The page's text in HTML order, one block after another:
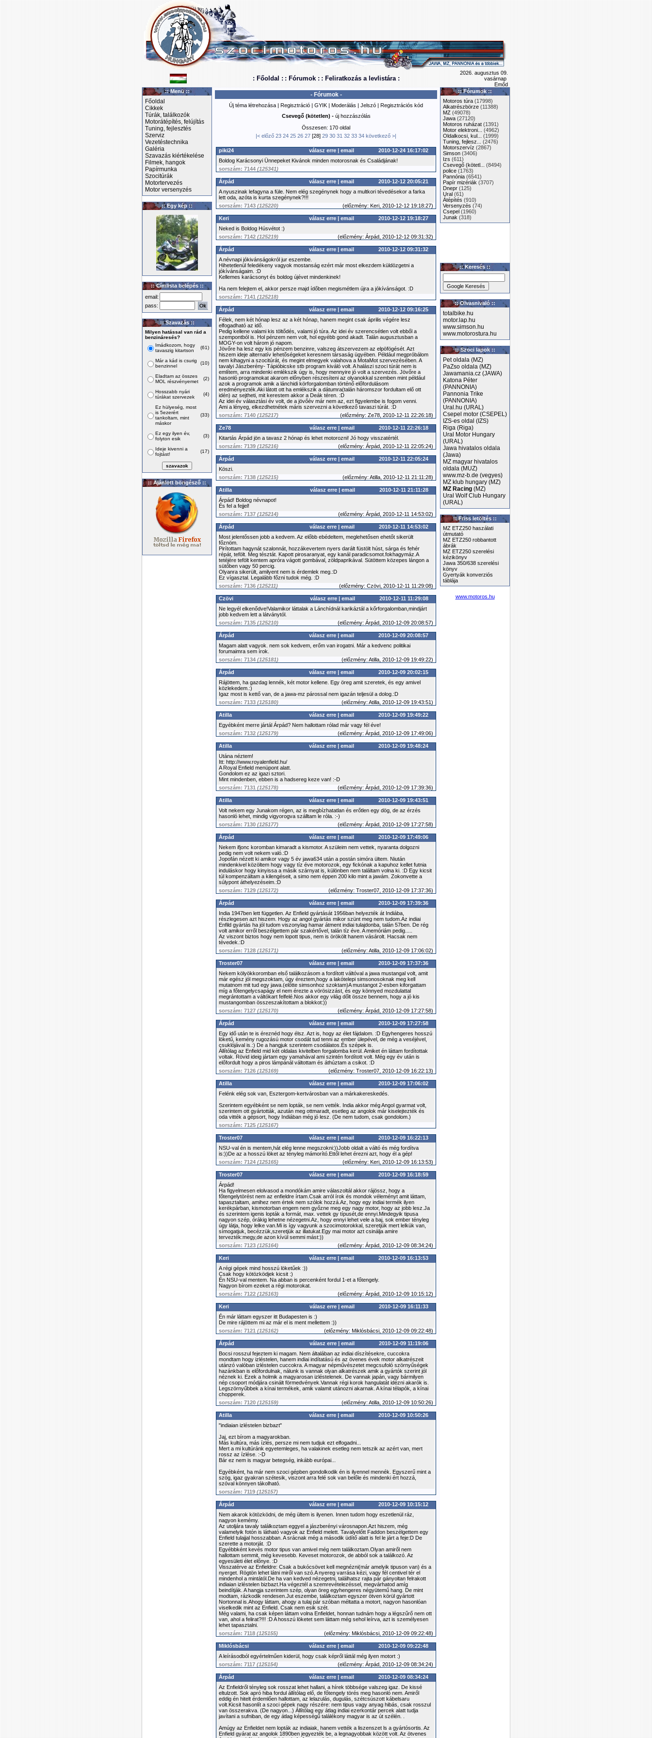
: Főoldal : : Fórumok : : Feliratkozás a levlistára :
2026. augusztus 09.
vasárnap
Emőd
:: Menü ::
Főoldal
Cikkek
Túrák, találkozók
Motorátépítés, felújítás
Tuning, fejlesztés
Szerviz
Vezetéstechnika
Galéria
Szavazás kiértékelése
Filmek, hangok
Papírmunka
Szocitúrák
Motortervezés
Motor versenyzés
:: Egy kép ::
:: Címlista belépés ::
email:
pass:
:: Szavazás ::
Milyen hatással van rád a
benzináresés?
Imádkozom, hogy
tavaszig kitartson
(61)
Már a kád is csurig
benzinnel
(10)
Eladtam az összes
MOL részvényemet
(2)
Hosszabb nyári
túrákat szervezek
(4)
Ez hülyeség, most
is 5ezerért
tankoltam, mint
máskor
(33)
Ez egy ilyen év,
folyton esik
(3)
Ideje kivenni a
fojtást!
(17)
:: Ajánlott böngésző ::
- Fórumok -
Új téma létrehozása | Regisztráció | GYIK | Moderálás | Jelszó | Regisztrációs kód
Csevegő (kötetlen) - új hozzászólás
Összesen: 170 oldal
|< előző 23 24 25 26 27 [28] 29 30 31 32 33 34 következő >|
piki24 válasz erre | email
2010-12-24 16:17:02
Boldog Karácsonyi Ünnepeket Kivánok minden motorosnak és Családjának!
sorszám: 7144 (125341)
Árpád válasz erre | email
2010-12-12 20:05:21
A nyuszinak lefagyna a füle. Nem elég szegénynek hogy a multkori tévedésekor a farka
lett oda, azóta is kurta szegénynek?!!!
sorszám: 7143 (125220) (előzmény: Keri, 2010-12-12 19:18:27)
Keri válasz erre | email
2010-12-12 19:18:27
Neked is Boldog Húsvétot :)
sorszám: 7142 (125219) (előzmény: Árpád, 2010-12-12 09:31:32)
Árpád válasz erre | email
2010-12-12 09:31:32
A névnapi jókivánságokról jur eszembe.
Hihetetlenül feledékeny vagyok mostanság ezért már most elkezdem küldözgetni a
jókívánságaim. :D
Kellemes karácsonyt és boldog újévet mindenkinek!
Ha nem felejtem el, akkor persze majd ídőben megismétlem újra a jókívánságot. :D
sorszám: 7141 (125218)
Árpád válasz erre | email
2010-12-12 09:16:25
Félek, nem két hónap lesz az a két hónap, hanem megint csak április végére lesz
elfogadható az idő.
Pedig kellene valami kis töltődés, valami jó túra. Az idei év szerencsétlen volt ebből a
szempontból is. Hol pénzem nem volt, hol egyébb gond akadt. Talán augusztusban a
MOGY-on volt három jó napom.
Jövőre ha lesz egy kis pénzem benzinre, valszeg átszervezem az elpöfögését. Azt
hiszem ideje alternatív lehetőségeket keresnem társaság ügyében. Például megpróbálom
nem kihagyni a szocitúrát, és megint elmegyek valahova a MotaMot szervezésében. A
tavalyi Jászberény- Tápióbicske stb program kiváló volt. A halászi szoci túrát nem is
említem, arra mindenki emlékszik úgy is, hogy mennyire jó volt a szervezés. Jövőre a
hasonló programokat akarom előnyben részesíteni az olyanokkal szemben mint például
azok a programok amik a lánchidi körforgalomban történő előfordulásom
eredményezték.Aki látott ott ha emlékszik a dátumra(talán háromszor fordultam elő ott
idén) az sejtheti, mit kerestem akkor a Deák téren. :D
Az idei év választási év volt, de a jövőév már nem az, ezt figyelembe is fogom venni.
Ami a lényeg, elkezdhetnétek máris szervezni a következő tavaszi túrát. :D
sorszám: 7140 (125217) (előzmény: Ze78, 2010-12-11 22:26:18)
Ze78 válasz erre | email
2010-12-11 22:26:18
Kitartás Árpád jön a tavasz 2 hónap és lehet motorozni! Jó hogy visszatértél.
sorszám: 7139 (125216) (előzmény: Árpád, 2010-12-11 22:05:24)
Árpád válasz erre | email
2010-12-11 22:05:24
Köszi.
sorszám: 7138 (125215) (előzmény: Atilla, 2010-12-11 21:11:28)
Atilla válasz erre | email
2010-12-11 21:11:28
Árpád! Boldog névnapot!
És fel a fejjel!
sorszám: 7137 (125214) (előzmény: Árpád, 2010-12-11 14:53:02)
Árpád válasz erre | email
2010-12-11 14:53:02
Most jelentőssen jobb a kedvem. Az előbb ebédeltem, meglehetősen ehetőt sikerült
főznöm.
Pirítottam hagynát szalonnát, hozzákevertem nyers darált füstölt húst, sárga és fehér
répát, tefölt. Meg tésztát. Kapott pirosaranyat, egy kanál paradicsomot.fokhagymáz.A
tetéjére tefölt kentem apróra vágott gombával, zöldpaprikával. Sütöttem közepes lángon a
sütőben vagy 50 percig.
Olyanra sikerült, amilyent nem is érdemlek meg.:D
Ez vígasztal. Legalább főzni tudok még. :D
sorszám: 7136 (125211) (előzmény: Czövi, 2010-12-11 11:29:08)
Czövi válasz erre | email
2010-12-11 11:29:08
Ne legyél elkenődve!Valamikor láttalak a Lánchídnál karikáztál a kőrforgalomban,mindjárt
jobb kedvem lett a látványtól.
sorszám: 7135 (125210) (előzmény: Árpád, 2010-12-09 20:08:57)
Árpád válasz erre | email
2010-12-09 20:08:57
Magam alatt vagyok. nem sok kedvem, erőm van irogatni. Már a kedvenc politikai
forumaimra sem írok.
sorszám: 7134 (125181) (előzmény: Atilla, 2010-12-09 19:49:22)
Árpád válasz erre | email
2010-12-09 20:02:15
Rájöttem, ha gazdag lennék, két motor kellene. Egy öreg amit szeretek, és egy amivel
közlekedem.:)
Igaz most is kettő van, de a jawa-mz párossal nem igazán teljesül a dolog.:D
sorszám: 7133 (125180) (előzmény: Atilla, 2010-12-09 19:43:51)
Atilla válasz erre | email
2010-12-09 19:49:22
Egyébként merre jártál Árpád? Nem hallottam rólad már vagy fél éve!
sorszám: 7132 (125179) (előzmény: Árpád, 2010-12-09 17:49:06)
Atilla válasz erre | email
2010-12-09 19:48:24
Utána néztem!
Itt: http://www.royalenfield.hu/
A Royal Enfield menüpont alatt.
Gondolom ez az igazi sztori.
Mint mindenben, ebben is a hadsereg keze van! :-D
sorszám: 7131 (125178) (előzmény: Árpád, 2010-12-09 17:39:36)
Atilla válasz erre | email
2010-12-09 19:43:51
Volt nekem egy Junakom régen, az is megbízhatatlan és erőtlen egy dög, de az érzés
hasonló lehet, mindig vigyorogva szálltam le róla. :-)
sorszám: 7130 (125177) (előzmény: Árpád, 2010-12-09 17:27:58)
Árpád válasz erre | email
2010-12-09 17:49:06
Nekem ifjonc koromban kimaradt a kismotor. A szüleim nem vettek, nyaranta dolgozni
pedig nem volt nekem való.:D
Jopofán nézett ki amikor vagy 5 év jawa634 után a postán simóra ültem. Niután
mindenkivel közöltem hogy vagy tíz éve motorozok, egy fickónak a kapuhoz kellet futnia
induláskor hogy kinyissa a másik szárnyat is, különben nem találtam volna ki. :D Egy kicsit
túl kompenzáltam a kilengéseit, a simo nem éppen 200 kilo mint a jawám. Zokonvette a
súlypont áthelyezéseim.:D
sorszám: 7129 (125172) (előzmény: Troster07, 2010-12-09 17:37:36)
Árpád válasz erre | email
2010-12-09 17:39:36
India 1947ben lett független. Az Enfield gyártását 1956ban helyezték át Indiába,
részlegesen azt hiszem. Hogy az angol gyártás mikor szünt meg nem tudom.Az indiai
Enfild gyártás ha jól tudom viszonylag hamar átment indiai tulajdonba, talán 57ben. De rég
volt amikor erről beszélgettem pár szakértővel, talán tíz éve. A memóriám pedig.....
Az viszont biztos hogy nem lopott tipus, nem is örökölt hanem vásárolt. Hacsak nem
tévedek.:D
sorszám: 7128 (125171) (előzmény: Atilla, 2010-12-09 17:06:02)
Troster07 válasz erre | email
2010-12-09 17:37:36
Nekem kölyökkoromban első találkozásom a fordított váltóval a jawa mustangal volt, amit
már egész jól megszoktam, úgy éreztem,hogy a lakótelepi simsonosoknak meg kell
mutatnom mit tud egy jawa.(előtte simsonhoz szoktam)A mustangot 2-esben kiforgattam
míg a főtengelycsapágy el nem érezte a vörösizzást, és egy könnyed mozdulattal
megrántottam a váltókart felfelé.Nos akkor egy világ dőlt össze bennem, hogy a jó kis
mustangomban összeszakítottam a blokkot:))
sorszám: 7127 (125170) (előzmény: Árpád, 2010-12-09 17:27:58)
Árpád válasz erre | email
2010-12-09 17:27:58
Egy idő után te is éreznéd hogy élsz. Azt is, hogy az élet fájdalom. :D Egyhengeres hosszú
löketű, kemény rugozású motor csodát tud tenni az ember ülepével, de még a veséjével,
csuklójával is.:) De a hangjuk szerintem csodálatos.És szépek is.
Állítólag az Enfield mid két oldalas kivitelben forgalomba kerül. Amiket én láttam fordítottak
voltak. Rövid ideig jártam egy yamahával ami szintén fordított volt. Még egy év után is
előfordult hogy a piros lámpánál váltottam és áthúztam a csikot. :D
sorszám: 7126 (125169) (előzmény: Troster07, 2010-12-09 16:22:13)
Atilla válasz erre | email
2010-12-09 17:06:02
Felénk elég sok van, Esztergom-kertvárosban van a márkakereskedés.
Szerintem egyébként se nem lopták, se nem vették. India akkor még Angol gyarmat volt,
szerintem ott gyártották, azután meg ottmaradt, esetleg az angolok már kiselejtezték és
oda vitték a gépsort, hogy Indiában még jó lesz. (De nem tudom, csak gondolom.)
sorszám: 7125 (125167)
Troster07 válasz erre | email
2010-12-09 16:22:13
NSU-val én is mentem,hát elég lenne megszokni:))Jobb oldalt a váltó és még fordítva
is:))De az a hosszú löket az tényleg mámorító.Ettől lehet érezni azt, hogy él a gép!
sorszám: 7124 (125165) (előzmény: Keri, 2010-12-09 16:13:53)
Troster07 válasz erre | email
2010-12-09 16:18:59
Árpád!
Ha figyelmesen elolvasod a mondókám amire válaszoltál akkor rájössz, hogy a
főtengelytörést nem az enfieldre írtam.Csak arról írok és mondok véleményt amit láttam,
tapasztaltam, amihez nem értek nem szólok hozzá.Az, hogy egy indiai termék ilyen
kerékpárban, kismotorban engem nem győzne meg egy nagy motor, hogy az jobb lesz.Ja
és szerintem igenis lopták a formát, max. vettek gy típusét,de ennyi.Mindegyik tipusa
nagyon szép, órákig lehetne nézegetni.Az, hogy ennyi lehet vele a baj, sok ember tényleg
úgy látja, hogy lelke van.Mi is így vagyunk a szocimotorokkal, szeretjük mert lelkük van,
símogatjuk, becézzük,szeretjük az illatukat.Egy mai motor azt csinálja amire
tervezték:megy,de azon kívül semmi mást:))
sorszám: 7123 (125164) (előzmény: Árpád, 2010-12-09 08:34:24)
Keri válasz erre | email
2010-12-09 16:13:53
A régi gépek mind hosszú löketűek :))
Csak hogy kötözködjek kicsit :)
Én NSU-val mentem. Na abban is percenként fordul 1-et a főtengely.
Nagyon bírom ezeket a régi motorokat.
sorszám: 7122 (125163) (előzmény: Árpád, 2010-12-09 10:15:12)
Keri válasz erre | email
2010-12-09 16:11:33
Én már láttam egyszer itt Budapesten is :)
De mire rájöttem mi az már el is ment mellettem :))
sorszám: 7121 (125162) (előzmény: Miklósbácsi, 2010-12-09 09:22:48)
Árpád válasz erre | email
2010-12-09 11:19:06
Bocsi rosszul fejeztem ki magam. Nem általában az indiai díszítésekre, cuccokra
mondtam hogy izléstelen, hanem indiai indítatású és az övenes évek motor alkatrészeit
utánzó valóban izléstelen cuccokra. A magyar népművészetet megcsufoló szörnyűségek
hazánkban is előfordulnak, nálunk is vannak olyan alkatrészek amik a gyártók szerint jól
néznek ki. Ezek a holmik a magyarosan izléstelenek. De vannak japán, vagy bármilyen
nép csoport módjára csinált förmedvények.Vannak régi korok hangulatát idézni akarók is.
Legszörnyűbbek a kínai termékek, amik valamit utánozni akarnak. A kínai télapók, a kínai
chopperek.
sorszám: 7120 (125159) (előzmény: Atilla, 2010-12-09 10:50:26)
Atilla válasz erre | email
2010-12-09 10:50:26
"indiaian izléstelen bizbazt"
Jaj, ezt bírom a magyarokban.
Más kultúra, más ízlés, persze mi nem tudjuk ezt elfogadni...
Mert a mi kultúránk egyetemleges, ha valakinek esetleg nem tetszik az azért van, mert
rossz az ízlése. :-D
Bár ez nem is magyar betegség, inkább európai...
Egyébként, ha már nem szoci gépben gondolkodik én is ilyennel mennék. Egyszerű mint a
szög, igaz gyakran szétesik, viszont arra felé sok van belőle és mindenki ért hozzá,
szóval könnyen tákolható.
sorszám: 7119 (125157)
Árpád válasz erre | email
2010-12-09 10:15:12
Nem akarok kötözködni, de még ültem is ilyenen. Innen tudom hogy eszetlenül ráz,
nagyon kemémy.
Az utoljára tavaly találkoztam eggyel a jászberényi városnapon.Azt hiszem, még
valamelyik fotón is látható vagyok az Enfield melett. Tavalyelőtt Faddon beszélgettem egy
Enfield tulajjal hosszabban. A srácnak még a második üdítő alatt is fel le járt a feje:D De
szerette a motorját. :D
Egyébbként kevés motor tipus van amivel még nem találkoztam.Olyan amiről nem
hallottam semmit, még kevesebb. Keveset motorozok, de abból sok a találkozó. Az
egyesületi élet előnye. :D
Visszatérve az Enfieldre: Csak a bukócsövet kell megnézni(már amelyik tipuson van) és a
nyerget. Rögtön lehet látni miről van szó.A nyereg varrása kézi, vagy fél centivel tér el
mindenhol a mintától.De ha van kedved nézegetni, találhatsz rajta pár gányoltan felrakott
indiaian izléstelen bizbazt.Ha végeztél a szemrevételezéssel, megvárhatod amíg
beindítják. A hangja szerintem szép, olyan öreg egyhengeres négyütemű hang. De mint
modtam, rázkodik rendesen.Jut eszembe, találkoztam egyszer ötven körül gyártott
Nortonnal is.Ahogy láttam, ahogy a tulaj pár szóban méltatta a motort, nagyon hasonlóan
viselkedik mint az Enfield. Csak nem esik szét.
Még valami, ha csak képen láttam volna Enfieldet, honnan tudnám hogy a légszűrő nem ott
van, ahol a felirat?!!! :D A hosszú löketet sem láttam még sehol leírva, azt is személyesen
lehet tapasztalni.
sorszám: 7118 (125155) (előzmény: Miklósbácsi, 2010-12-09 09:22:48)
Miklósbácsi válasz erre | email
2010-12-09 09:22:48
A leírásodból egyértelműen kiderül, hogy csak képről láttál még ilyen motort :)
sorszám: 7117 (125154) (előzmény: Árpád, 2010-12-09 08:34:24)
Árpád válasz erre | email
2010-12-09 08:34:24
Az Enfieldről tényleg sok rosszat lehet hallani, a hírek többsége valszeg igaz. De kissé
eltulzott. Sok apró hiba fordul állítólag elő, de főtengely törés meg hasonló nem. Amiről
eddig én hitelt érdemlően hallottam, az lelazulás, dugulás, szétcsúszott kábelsaru
volt.Kicsit hasonlít a szoci gépek nagy részére: nem tipus vagy anyag hibás, csak rosszul
van összerakva. (De nagyon...) Állítólag egy átlag indiai ezerkontár percek alatt tudja
javítani a sufniban, de egy átlag képességű találékony magyar is az út szélén. .
Amúgy az Enfieldet nem lopták az indiaiak, hanem vették a liszenszet ls a gyártósortis. Az
Enfield gyárat az angolok 1890ben jegyezték be, a legnagyobbak között volt. Az ötvenes
:: Fórumok ::
Motoros túra (17998)
Alkatrészbörze (11388)
MZ (49078)
Jawa (27120)
Motoros ruházat (1391)
Motor elektroni...
(4962)
Oldalkocsi, kul...
(1999)
Tuning, fejlesz...
(2476)
Motorszervíz (2867)
Simson (3406)
Izs (611)
Csevegő (kötetl...
(8494)
police (1763)
Pannónia (6541)
Papír mizériák (3707)
Dnepr (125)
Ural (61)
Átépítés (910)
Versenyzés (74)
Csepel (1960)
Junak (318)
:: Keresés ::
:: Olvasnivaló ::
totalbike.hu
motor.lap.hu
www.simson.hu
www.motorostura.hu
:: Szoci lapok ::
Pet oldala (MZ)
PaZso oldala (MZ)
Jawamania.cz (JAWA)
Katona Péter
(PANNONIA)
Pannonia Trike
(PANNONIA)
Ural.hu (URAL)
Csepel motor (CSEPEL)
IZS-es oldal (IZS)
Riga (Riga)
Ural Motor Hungary
(URAL)
Jawa hivatalos oldala
(Jawa)
MZ magyar hivatalos
oldala (MUZ)
www.mz-b.de (vegyes)
MZ klub hungary (MZ)
MZ Racing (MZ)
Ural Wolf Club Hungary
(URAL)
:: Friss letöltés ::
MZ ETZ250 haszálati
útmutató
MZ ETZ250 robbantott
ábrák
MZ ETZ250 szerelési
kézikönyv
Jawa 350/638 szerelési
könyv
Gyertyák konverziós
táblája
www.motoros.hu